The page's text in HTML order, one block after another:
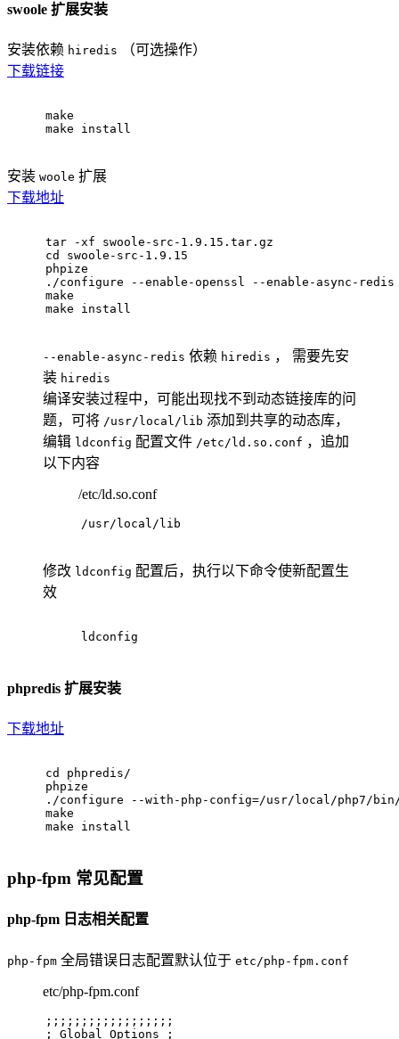
swoole 扩展安装
安装依赖 hiredis
（可选操作）
下载链接
make
make install
安装 woole 扩展
下载地址
tar -xf swoole-src-1.9.15.tar.gz
cd swoole-src-1.9.15
phpize
./configure --enable-openssl --enable-async-
make
make install
--enable-async-redis 依赖 hiredis ， 需要先安
装 hiredis
编译安装过程中，可能出现找不到动态链接库的问
题，可将 /usr/local/lib 添加到共享的动态库，
编辑 ldconfig 配置文件 /etc/ld.so.conf ，追加
以下内容
/etc/ld.so.conf
/usr/local/lib
修改 ldconfig 配置后，执行以下命令使新配置生
效
ldconfig
phpredis 扩展安装
下载地址
cd phpredis/
phpize
./configure --with-php-config=/usr/local/php7/
make
make install
php-fpm 常见配置
php-fpm 日志相关配置
php-fpm 全局错误日志配置默认位于 etc/php-fpm.conf
etc/php-fpm.conf
;;;;;;;;;;;;;;;;;;
; Global Options ;